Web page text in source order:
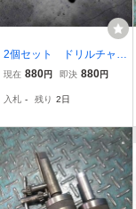
2個セット ドリルチャッ
ク キー ハンドドリル キ
現在 880円 即決 880円
入札 - 残り 2日